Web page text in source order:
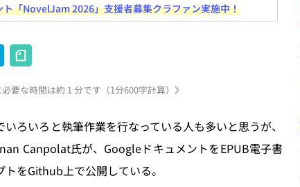
コンテンツの識別表示を義務化など 日刊出版ニュースまとめ 2026.08.02
グラミング教育にAI活用方針など 日刊出版ニュースまとめ 2026.08.01
日刊出版ニュースまとめ
ット（ベータ版）を公開しました
お知らせ
翻訳・集英社「MANGA MILLION」など 日刊出版ニュースまとめ
「NovelJam 2026」支援者募集クラファン実施中！
H
at
e
n
a
要な時間は約 1 分です（1分600字計算）》
ろいろと執筆作業を行なっている人も多いと思うが、
Canpolat氏が、GoogleドキュメントをEPUB電子書
をGithub上で公開している。